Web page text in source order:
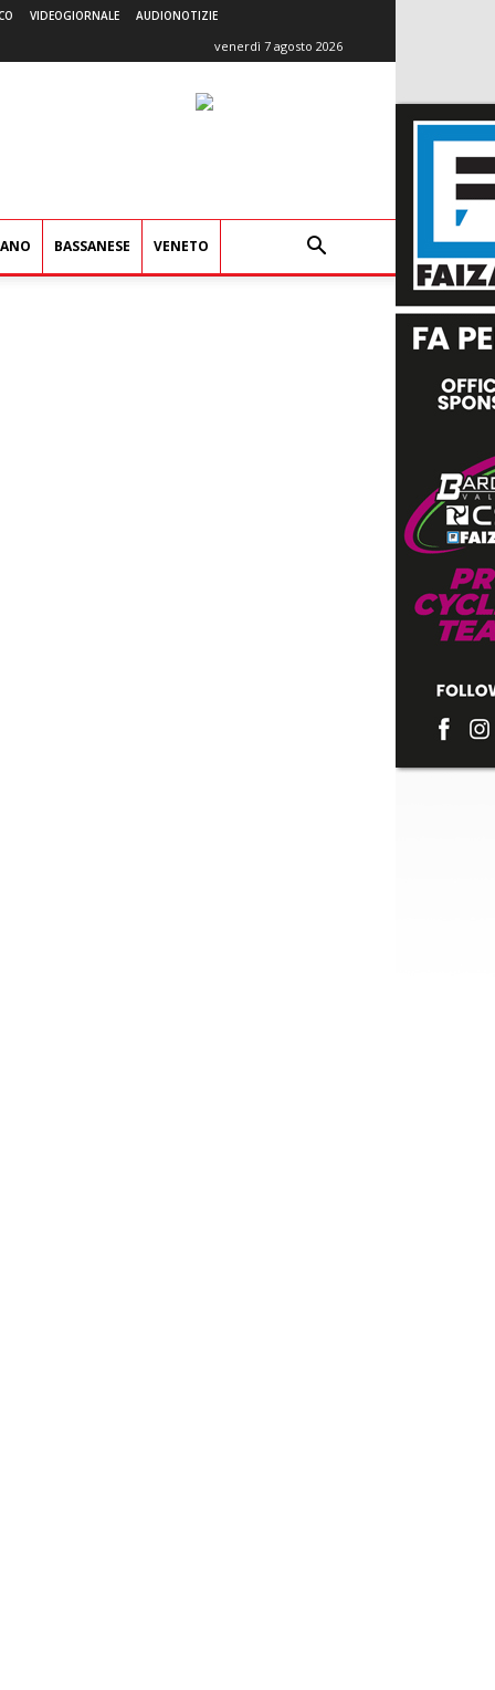
VIDEOGIORNALE AUDIONOTIZIE
venerdì 7 agosto 2026
BASSANESE VENETO